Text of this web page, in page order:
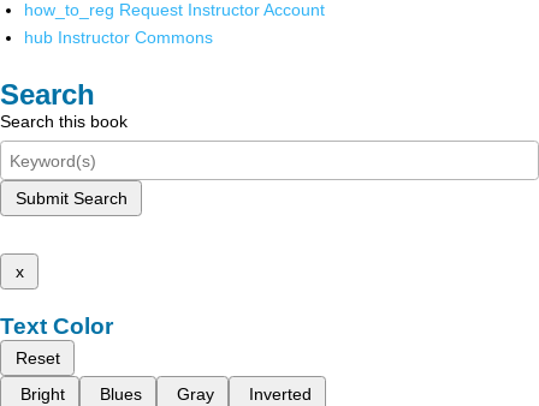
how_to_reg Request Instructor Account
hub Instructor Commons
Search
Search this book
Submit Search
x
Text Color
Reset
Bright
Blues Gray Inverted